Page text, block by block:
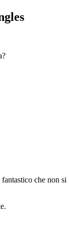
che non si